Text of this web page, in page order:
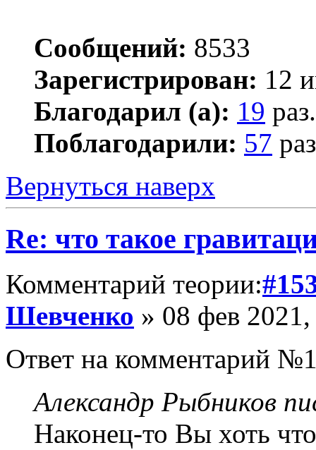
Сообщений: 8533
Зарегистрирован: 12
Благодарил (а): 19 раз.
Поблагодарили: 57
Вернуться наверх
Re: что такое
Комментарий теории:
Шевченко » 08 фев
Ответ на комментарий
Александр Рыбников
Наконец-то Вы хоть